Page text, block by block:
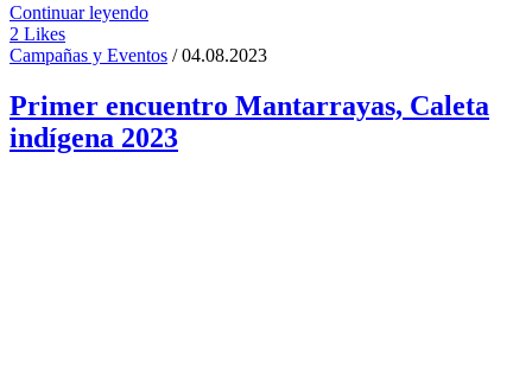
Continuar leyendo
2 Likes
Campañas y Eventos / 04.08.2023
Primer encuentro Mantarrayas, Caleta
indígena 2023